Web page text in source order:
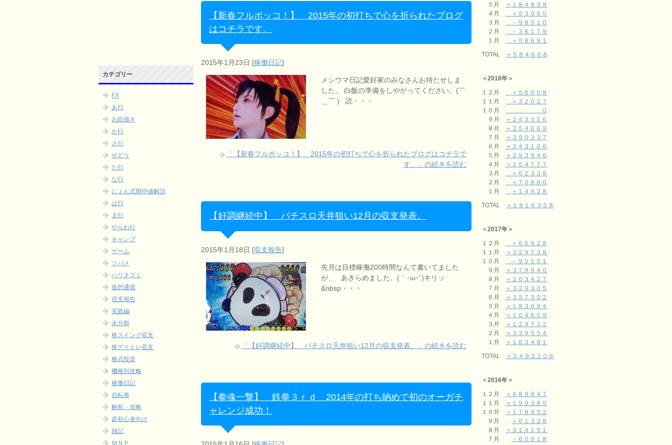
【新春フルボッコ！】 2015年の初打ちで心を折られたブログ
はコチラです。
2015年1月23日 [稼働日記]
メシウマ日記愛好家のみなさんお待たせしま
した。 白飯の準備をしやがってください。(￣
＿￣ ) 読・・・
「【新春フルボッコ！】 2015年の初打ちで心を折られたブログはコチラで
す。」の続きを読む
【好調継続中】 パチスロ天井狙い12月の収支発表。
2015年1月18日 [収支報告]
先月は目標稼働200時間なんて書いてました
が、 あきらめました。(｀･ω･´)キリッ
&nbsp・・・
「【好調継続中】 パチスロ天井狙い12月の収支発表。」の続きを読む
【拳魂一撃】 鉄拳３ｒｄ 2014年の打ち納めで初のオーガチ
ャレンジ成功！
カテゴリー
FX
あ行
お絵描き
か行
さ行
せどり
た行
な行
にょん式期待値解説
は行
ま行
やらわ行
キャンプ
ゲーム
ツバメ
ハリネズミ
仮想通貨
収支報告
実践編
未分類
株スイング収支
株デイトレ収支
株式投資
機種別攻略
稼働日記
自転車
解析・攻略
超初心者向け
雑記
ＭＮＰ
５月
＋１８４８３９
４月
＋５３０００
３月
－９８５１０
２月
－３６１７９
１月
＋５８６９１
TOTAL
＋５８４６６８
＜2018年＞
１２月
＋５６００８
１１月
＋３２０２７
１０月
０
９月
＋２４３３５６
８月
＋２５４６６９
７月
＋３９０３３７
６月
＋２４３１０６
５月
＋２９３９４６
４月
＋１５４７７７
３月
＋６２３３８
２月
＋７０８６６
１月
＋１４９２８
TOTAL
＋１８１６３５８
＜2017年＞
１２月
＋６６９２８
１１月
＋３２９７３８
１０月
－９５５５１
９月
＋３７９９４０
８月
＋２０３４２７
７月
＋３２９３０５
６月
＋３５７３０２
５月
＋１８３６９４
４月
＋１０４６５９
３月
＋１２９７３２
２月
＋３３９５５４
１月
＋１６３４８１
TOTAL
＋２４９２２０９
＜2016年＞
１２月
＋６８９９４７
１１月
＋１９９３８０
１０月
＋１７８９５２
９月
＋６１３２８
８月
＋３１４１５１
７月
－６０９１８